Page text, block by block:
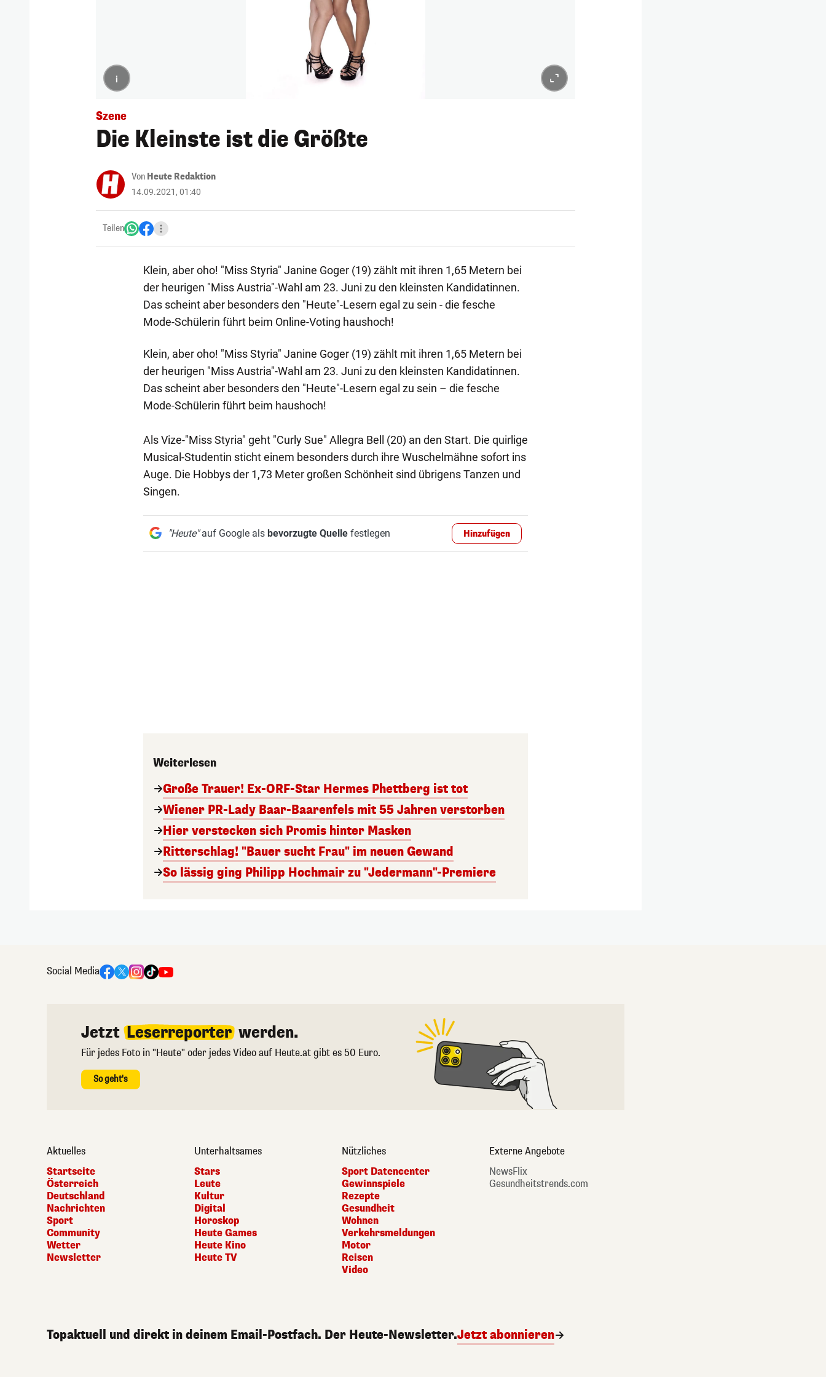
i
Szene
Die Kleinste ist die Größte
Von Heute Redaktion
14.09.2021, 01:40
Teilen
Klein, aber oho! "Miss Styria" Janine Goger (19) zählt mit ihren 1,65 Metern bei
der heurigen "Miss Austria"-Wahl am 23. Juni zu den kleinsten Kandidatinnen.
Das scheint aber besonders den "Heute"-Lesern egal zu sein - die fesche
Mode-Schülerin führt beim Online-Voting haushoch!
Klein, aber oho! "Miss Styria" Janine Goger (19) zählt mit ihren 1,65 Metern bei
der heurigen "Miss Austria"-Wahl am 23. Juni zu den kleinsten Kandidatinnen.
Das scheint aber besonders den "Heute"-Lesern egal zu sein – die fesche
Mode-Schülerin führt beim haushoch!
Als Vize-"Miss Styria" geht "Curly Sue" Allegra Bell (20) an den Start. Die quirlige
Musical-Studentin sticht einem besonders durch ihre Wuschelmähne sofort ins
Auge. Die Hobbys der 1,73 Meter großen Schönheit sind übrigens Tanzen und
Singen.
"Heute"auf Google als bevorzugte Quellefestlegen Hinzufügen
Weiterlesen
Große Trauer! Ex-ORF-Star Hermes Phettberg ist tot
Wiener PR-Lady Baar-Baarenfels mit 55 Jahren verstorben
Hier verstecken sich Promis hinter Masken
Ritterschlag! "Bauer sucht Frau" im neuen Gewand
So lässig ging Philipp Hochmair zu "Jedermann"-Premiere
Social Media
Jetzt Leserreporter werden.
Für jedes Foto in "Heute" oder jedes Video auf Heute.at gibt es 50 Euro.
So geht's
Aktuelles
Startseite
Österreich
Deutschland
Nachrichten
Sport
Community
Wetter
Newsletter
Unterhaltsames
Stars
Leute
Kultur
Digital
Horoskop
Heute Games
Heute Kino
Heute TV
Nützliches
Sport Datencenter
Gewinnspiele
Rezepte
Gesundheit
Wohnen
Verkehrsmeldungen
Motor
Reisen
Video
Externe Angebote
NewsFlix
Gesundheitstrends.com
Topaktuell und direkt in deinem Email-Postfach. Der Heute-Newsletter.Jetzt abonnieren